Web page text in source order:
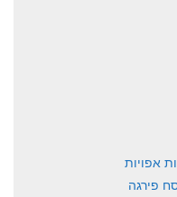
אפויות
פירגה